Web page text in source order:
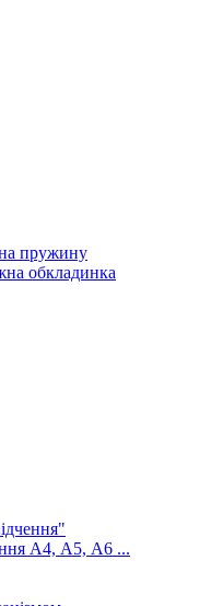
пружину
обкладинка
А4, А5, А6 ...